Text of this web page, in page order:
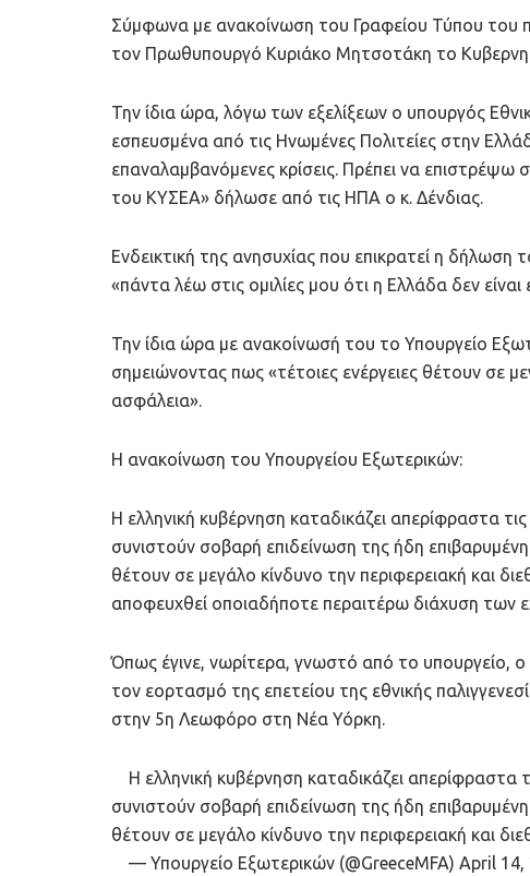
Σύμφωνα με ανακοίνωση του Γραφείου Τύπου του
τον Πρωθυπουργό Κυριάκο Μητσοτάκη το
Την ίδια ώρα, λόγω των εξελίξεων ο υπουργός
εσπευσμένα από τις Ηνωμένες Πολιτείες στην
επαναλαμβανόμενες κρίσεις. Πρέπει να
του ΚΥΣΕΑ» δήλωσε από τις ΗΠΑ ο κ. Δένδιας.
Ενδεικτική της ανησυχίας που επικρατεί η
«πάντα λέω στις ομιλίες μου ότι η Ελλάδα δεν
Την ίδια ώρα με ανακοίνωσή του το Υπουργείο
σημειώνοντας πως «τέτοιες ενέργειες θέτουν σε
ασφάλεια».
Η ανακοίνωση του Υπουργείου Εξωτερικών:
Η ελληνική κυβέρνηση καταδικάζει απερίφραστα
συνιστούν σοβαρή επιδείνωση της ήδη
θέτουν σε μεγάλο κίνδυνο την περιφερειακή και
αποφευχθεί οποιαδήποτε περαιτέρω διάχυση των
Όπως έγινε, νωρίτερα, γνωστό από το υπουργείο,
τον εορτασμό της επετείου της εθνικής
στην 5η Λεωφόρο στη Νέα Υόρκη.
Η ελληνική κυβέρνηση καταδικάζει απερίφραστα
συνιστούν σοβαρή επιδείνωση της ήδη
θέτουν σε μεγάλο κίνδυνο την περιφερειακή και
— Υπουργείο Εξωτερικών (@GreeceMFA) April 14,